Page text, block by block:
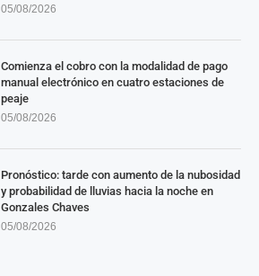
05/08/2026
Comienza el cobro con la modalidad de pago
manual electrónico en cuatro estaciones de
peaje
05/08/2026
Pronóstico: tarde con aumento de la nubosidad
y probabilidad de lluvias hacia la noche en
Gonzales Chaves
05/08/2026